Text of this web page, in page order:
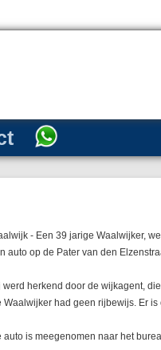
- Een 39 jarige Waalwijker,
auto op de Pater van den
werd herkend door de wijkagent,
Waalwijker had geen rijbewijs. Er
auto is meegenomen naar het